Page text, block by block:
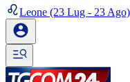
Leone (23 Lug - 23 Ago)